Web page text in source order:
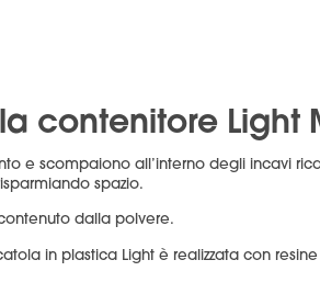
contenitore Light
e scompaiono all’interno degli incavi
spazio.
dalla polvere.
in plastica Light è realizzata con resine